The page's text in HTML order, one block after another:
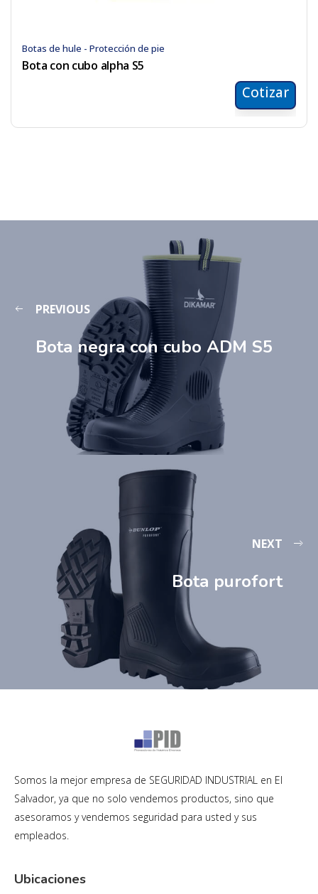
Botas de hule - Protección de pie
Bota con cubo alpha S5
Cotizar
PREVIOUS
Bota negra con cubo ADM S5
NEXT
Bota purofort
Somos la mejor empresa de SEGURIDAD INDUSTRIAL en El
Salvador, ya que no solo vendemos productos, sino que
asesoramos y vendemos seguridad para usted y sus
empleados.
Ubicaciones